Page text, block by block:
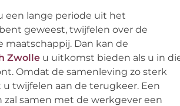
een lange periode uit het
geweest, twijfelen over de
maatschappij. Dan kan de
Zwolle u uitkomst bieden als u in
Omdat de samenleving zo sterk
twijfelen aan de terugkeer. Een
zal samen met de werkgever een